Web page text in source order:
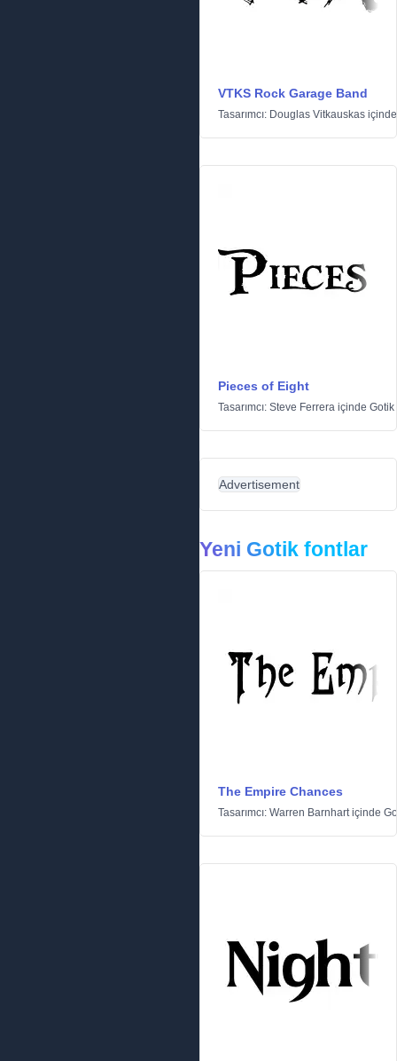
VTKS Rock Garage Band
Tasarımcı: Douglas Vitkauskas
Pieces of Eight
Tasarımcı: Steve Ferrera içinde Gotik
Advertisement
Yeni Gotik fontlar
The Empire Chances
Tasarımcı: Warren Barnhartiçinde